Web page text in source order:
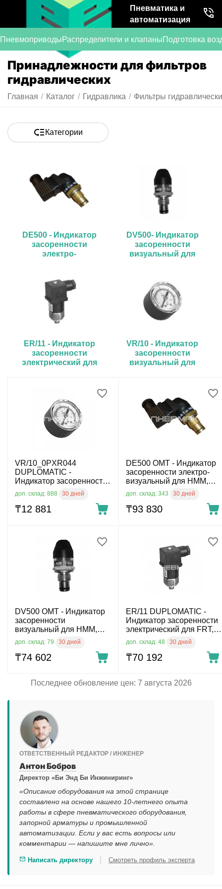
Пневматика и
автоматизация
ПневмоприводыРаспределители и клапаныПодготовка
Принадлежности для фильтров
гидравлических
Главная / Каталог / Гидравлика / Фильтры
Категории
DE500 - Индикатор
засоренности
электро-
DV500- Индикатор
засоренности
визуальный для
ER/11 - Индикатор
засоренности
электрический для
VR/10 - Индикатор
засоренности
визуальный для
VR/10_0PXR044
DUPLOMATIC -
Индикатор засоренности
визуальный для FRT,
FRC, OMTF, OMTI
доп. склад: 888 30 дней
₸12 881
DE500 OMT - Индикатор
засоренности электро-
визуальный для HMM,
HPM, HPB
доп. склад: 343 30 дней
₸93 830
DV500 OMT - Индикатор
засоренности
визуальный для HMM,
HPM, HPB
доп. склад: 79 30 дней
₸74 602
ER/11 DUPLOMATIC -
Индикатор засоренности
электрический для FRT,
FRC, OMTF, OMTI
доп. склад: 48 30 дней
₸70 192
Последнее обновление цен: 7 августа 2026
ОТВЕТСТВЕННЫЙ РЕДАКТОР / ИНЖЕНЕР
Антон Бобров
Директор «Би Энд Би Инжиниринг»
«Описание оборудования на этой странице
составлено на основе нашего 10-летнего опыта
работы в сфере пневматического оборудования,
запорной арматуры и промышленной
автоматизации. Если у вас есть вопросы или
комментарии — напишите мне лично».
Написать директору Смотреть профиль эксперта